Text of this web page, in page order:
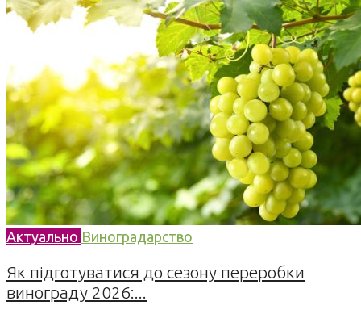
Актуально Виноградарство
Як підготуватися до сезону переробки
винограду 2026:...